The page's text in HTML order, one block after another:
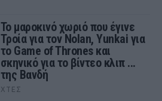
Το μαροκινό χωριό που έγινε
Τροία για τον Nolan, Yunkai για
το Game of Thrones και
σκηνικό για το βίντεο κλιπ ...
της Βανδή
ΧΤΕΣ